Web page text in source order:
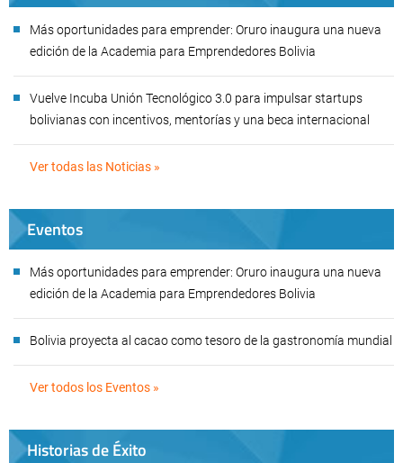
Más oportunidades para emprender: Oruro inaugura una nueva
edición de la Academia para Emprendedores Bolivia
Vuelve Incuba Unión Tecnológico 3.0 para impulsar startups
bolivianas con incentivos, mentorías y una beca internacional
Ver todas las Noticias »
Eventos
Más oportunidades para emprender: Oruro inaugura una nueva
edición de la Academia para Emprendedores Bolivia
Bolivia proyecta al cacao como tesoro de la gastronomía mundial
Ver todos los Eventos »
Historias de Éxito